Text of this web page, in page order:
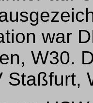
war
W30.
Staßfurt,